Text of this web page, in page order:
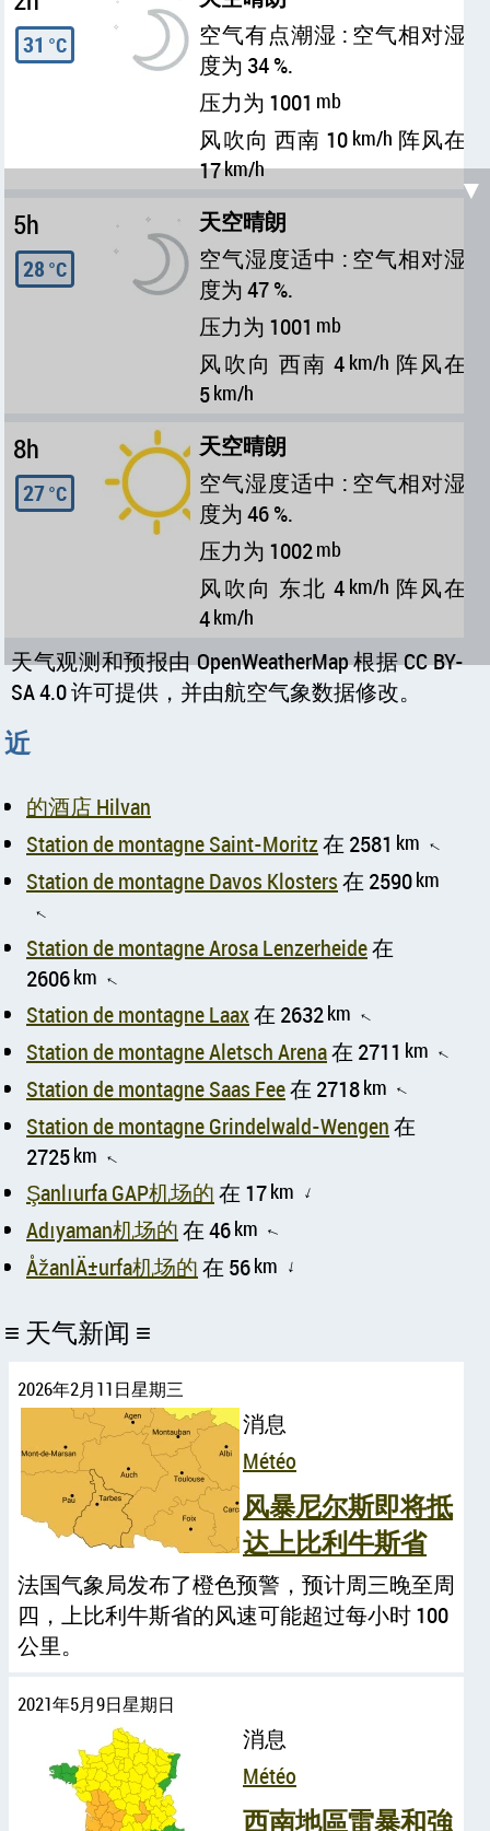
31 °C
空气有点潮湿 : 空气相对湿
度为 34 %.
压力为 1001 mb
风吹向 西南 10 km/h 阵风在
17km/h
5h
28 °C
天空晴朗
空气湿度适中 : 空气相对湿
度为 47 %.
压力为 1001 mb
风吹向 西南 4 km/h 阵风在
5km/h
8h
27°C
天空晴朗
空气湿度适中 : 空气相对湿
度为 46 %.
压力为 1002mb
风吹向 东北 4 km/h 阵风在
4km/h
天气观测和预报由 OpenWeatherMap 根据 CC BY-
SA 4.0 许可提供，并由航空气象数据修改。
近
的酒店 Hilvan
Station de montagne Saint-Moritz在 2581 km ↑
Station de montagne Davos Klosters在 2590km
↑
Station de montagne Arosa Lenzerheide在
2606km ↑
Station de montagne Laax在 2632km ↑
Station de montagne Aletsch Arena在 2711 km ↑
Station de montagne Saas Fee在 2718km ↑
Station de montagne Grindelwald-Wengen在
2725km ↑
Şanlıurfa GAP机场的在 17km ↑
Adıyaman机场的在 46km ↑
ÅžanlÄ±urfa机场的在 56km ↑
天气新闻
2026年2月11日星期三
消息
Météo
风暴尼尔斯即将抵
达上比利牛斯省
法国气象局发布了橙色预警，预计周三晚至周
四，上比利牛斯省的风速可能超过每小时 100
公里。
2021年5月9日星期日
消息
Météo
西南地區雷暴和強
▼